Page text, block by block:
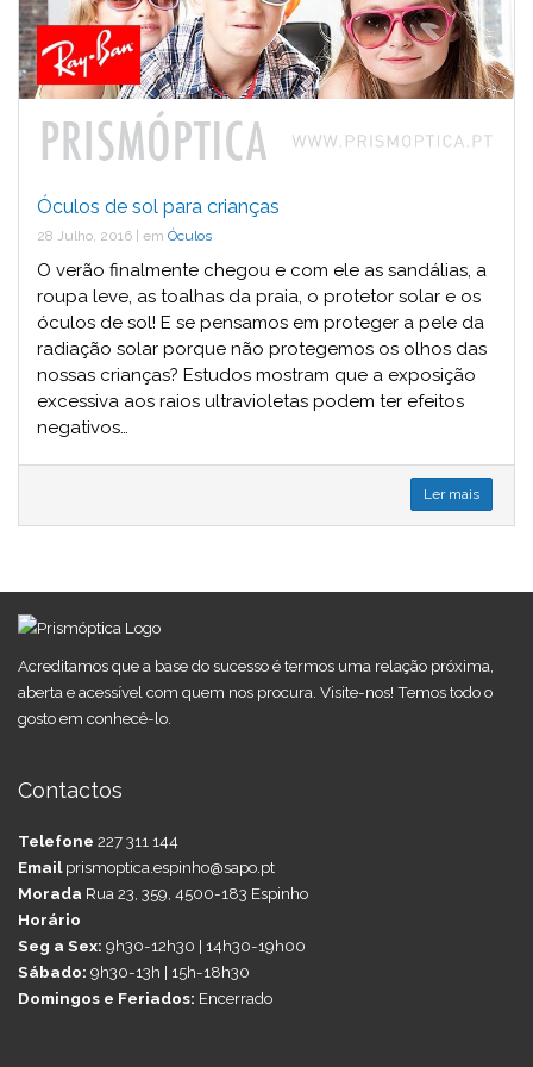
Óculos de sol para crianças
28 Julho, 2016 | em Óculos
O verão finalmente chegou e com ele as sandálias, a
roupa leve, as toalhas da praia, o protetor solar e os
óculos de sol! E se pensamos em proteger a pele da
radiação solar porque não protegemos os olhos das
nossas crianças? Estudos mostram que a exposição
excessiva aos raios ultravioletas podem ter efeitos
negativos…
Ler mais
Acreditamos que a base do sucesso é termos uma relação próxima,
aberta e acessível com quem nos procura. Visite-nos! Temos todo o
gosto em conhecê-lo.
Contactos
Telefone 227 311 144
Emailprismoptica.espinho@sapo.pt
Morada Rua 23, 359, 4500-183 Espinho
Horário
Seg a Sex: 9h30-12h30 | 14h30-19h00
Sábado: 9h30-13h | 15h-18h30
Domingos e Feriados: Encerrado